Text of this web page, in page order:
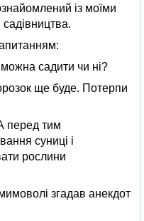
із моїми
садити чи ні?
ще буде. Потерпи
перед тим
суниці і
рослини
згадав анекдот